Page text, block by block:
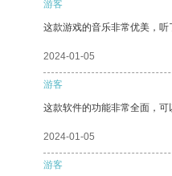
游客
这款游戏的音乐非常优美，听
2024-01-05
游客
这款软件的功能非常全面，可
2024-01-05
游客